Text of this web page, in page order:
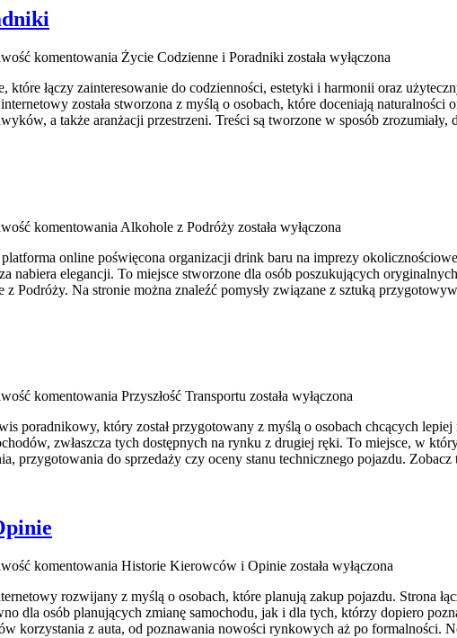
komentowania Życie Codzienne i Poradniki została wyłączona
które łączy zainteresowanie do codzienności, estetyki i harmonii oraz
została stworzona z myślą o osobach, które doceniają
a także aranżacji przestrzeni. Treści są tworzone w sposób
komentowania Alkohole z Podróży została wyłączona
online poświęcona organizacji drink baru na imprezy
nabiera elegancji. To miejsce stworzone dla osób poszukujących
Podróży. Na stronie można znaleźć pomysły związane z sztuką
komentowania Przyszłość Transportu została wyłączona
poradnikowy, który został przygotowany z myślą o osobach chcących
zwłaszcza tych dostępnych na rynku z drugiej ręki. To miejsce, w
przygotowania do sprzedaży czy oceny stanu technicznego pojazdu.
komentowania Historie Kierowców i Opinie została wyłączona
rozwijany z myślą o osobach, które planują zakup pojazdu. Strona
dla osób planujących zmianę samochodu, jak i dla tych, którzy dopiero
korzystania z auta, od poznawania nowości rynkowych aż po